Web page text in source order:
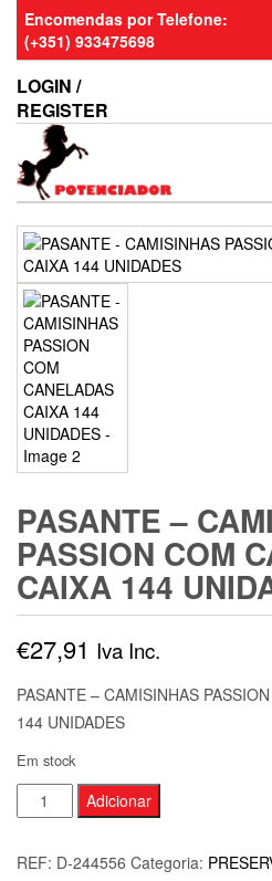
Skip
the
content
Encomendas por Telefone:
(+351) 933475698
LOGIN /
REGISTER
PASANTE –
PASSION COM
CAIXA 144
€27,91 Iva Inc.
PASANTE – CAMISINHAS
144 UNIDADES
Em stock
Quantidade
de
PASANTE
Adicionar
REF: D-244556 Categoria: